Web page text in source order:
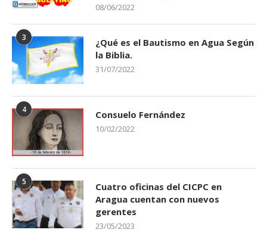
08/06/2022
3
¿Qué es el Bautismo en Agua Según
la Biblia.
31/07/2022
4 Consuelo Fernández
10/02/2022
5
Cuatro oficinas del CICPC en
Aragua cuentan con nuevos
gerentes
23/05/2023